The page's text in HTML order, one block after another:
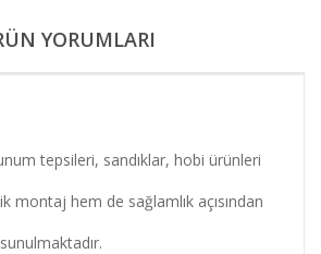
YORUMLARI
tepsileri, sandıklar, hobi ürünleri
montaj hem de sağlamlık açısından